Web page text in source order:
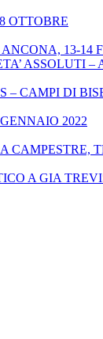
OTTOBRE
13-14
ASSOLUTI –
CAMPI DI
2022
A GIA